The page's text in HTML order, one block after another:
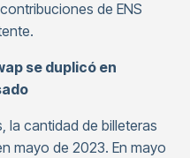
de ENS
se duplicó en
la cantidad de billeteras
mayo de 2023. En mayo